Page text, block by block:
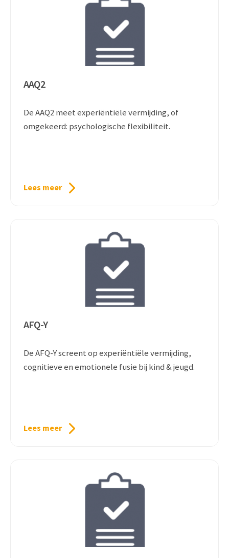
AAQ2
De AAQ2 meet experiëntiële vermijding, of
omgekeerd: psychologische flexibiliteit.
Lees meer
AFQ-Y
De AFQ-Y screent op experiëntiële vermijding,
cognitieve en emotionele fusie bij kind & jeugd.
Lees meer